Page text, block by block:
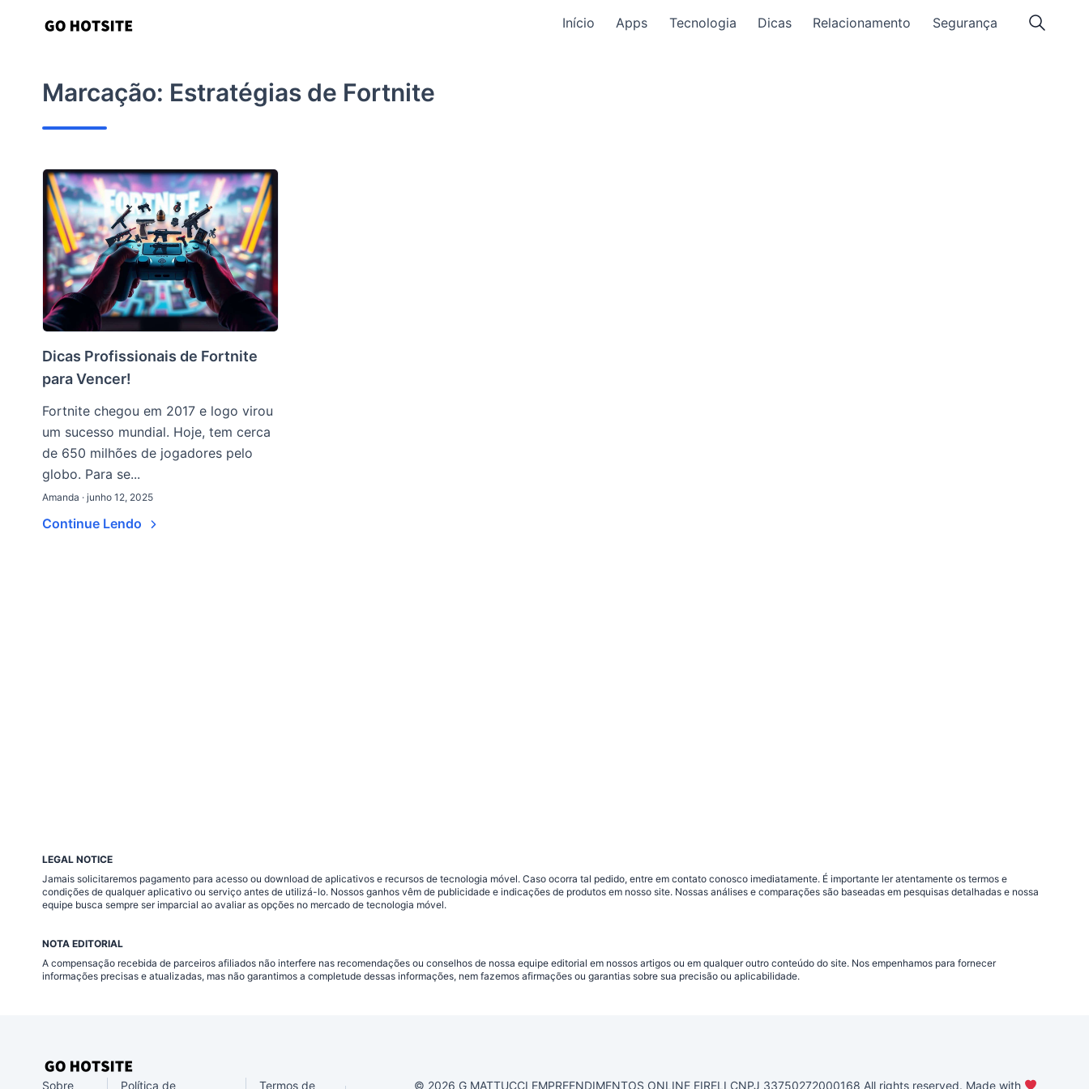
conteúdo
Início Apps Tecnologia Dicas Relacionamento Segurança
Marcação: Estratégias de Fortnite
Dicas Profissionais de Fortnite
para Vencer!
Fortnite chegou em 2017 e logo virou
um sucesso mundial. Hoje, tem cerca
de 650 milhões de jogadores pelo
globo. Para se...
Amanda · junho 12, 2025
Continue Lendo
LEGAL NOTICE
Jamais solicitaremos pagamento para acesso ou download de aplicativos e recursos de tecnologia móvel. Caso ocorra tal pedido, entre em contato conosco imediatamente. É importante ler atentamente os termos e
condições de qualquer aplicativo ou serviço antes de utilizá-lo. Nossos ganhos vêm de publicidade e indicações de produtos em nosso site. Nossas análises e comparações são baseadas em pesquisas detalhadas e nossa
equipe busca sempre ser imparcial ao avaliar as opções no mercado de tecnologia móvel.
NOTA EDITORIAL
A compensação recebida de parceiros afiliados não interfere nas recomendações ou conselhos de nossa equipe editorial em nossos artigos ou em qualquer outro conteúdo do site. Nos empenhamos para fornecer
informações precisas e atualizadas, mas não garantimos a completude dessas informações, nem fazemos afirmações ou garantias sobre sua precisão ou aplicabilidade.
Sobre Política de Termos de © 2026 G MATTUCCI EMPREENDIMENTOS ONLINE EIRELI CNPJ 33750272000168 All rights reserved. Made with